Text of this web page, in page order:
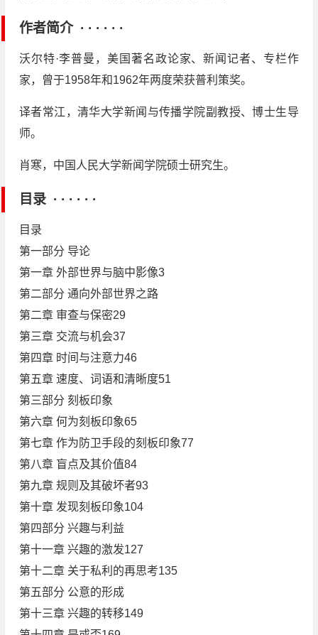
作者简介 · · · · · ·
沃尔特·李普曼，美国著名政论家、新闻记者、专栏作
家，曾于1958年和1962年两度荣获普利策奖。
译者常江，清华大学新闻与传播学院副教授、博士生导
师。
肖寒，中国人民大学新闻学院硕士研究生。
目录 · · · · · ·
目录
第一部分 导论
第一章 外部世界与脑中影像3
第二部分 通向外部世界之路
第二章 审查与保密29
第三章 交流与机会37
第四章 时间与注意力46
第五章 速度、词语和清晰度51
第三部分 刻板印象
第六章 何为刻板印象65
第七章 作为防卫手段的刻板印象77
第八章 盲点及其价值84
第九章 规则及其破坏者93
第十章 发现刻板印象104
第四部分 兴趣与利益
第十一章 兴趣的激发127
第十二章 关于私利的再思考135
第五部分 公意的形成
第十三章 兴趣的转移149